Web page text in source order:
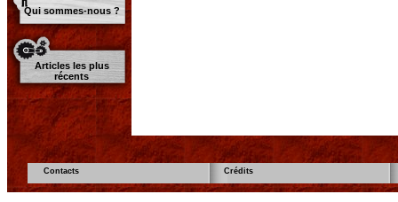
Qui sommes-nous ?
Articles les plus
récents
Contacts Crédits